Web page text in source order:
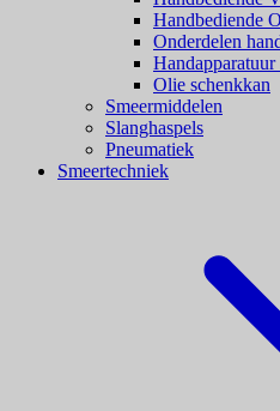
Handbediende
Onderdelen
Olie schenkkan
Smeermiddelen
Slanghaspels
Pneumatiek
Smeertechniek